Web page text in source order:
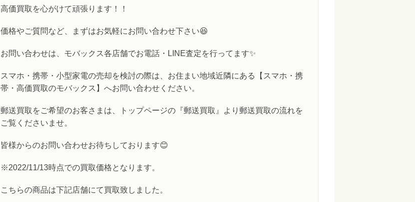
高価買取を心がけて頑張ります！！
価格やご質問など、まずはお気軽にお問い合わせ下さい😆
お問い合わせは、モバックス各店舗でお電話・LINE査定を行ってます✨
スマホ・携帯・小型家電の売却を検討の際は、お住まい地域近隣にある【スマホ・携
帯・高価買取のモバックス】へお問い合わせください。
郵送買取をご希望のお客さまは、トップページの『郵送買取』より郵送買取の流れを
ご覧くださいませ。
皆様からのお問い合わせお待ちしております😊
※2022/11/13時点での買取価格となります。
こちらの商品は下記店舗にて買取致しました。